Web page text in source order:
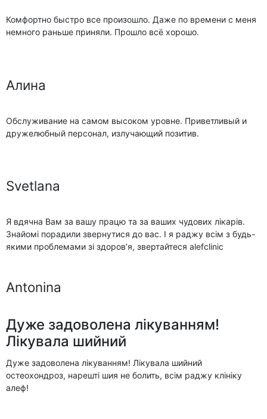
Комфортно быстро все произошло. Даже по времени с меня
немного раньше приняли. Прошло всё хорошо.
Алина
Обслуживание на самом высоком уровне. Приветливый и
дружелюбный персонал, излучающий позитив.
Svetlana
Я вдячна Вам за вашу працю та за ваших чудових лікарів.
Знайомі порадили звернутися до вас. І я раджу всім з будь-
якими проблемами зі здоров’я, звертайтеся alefclinic
Antonina
Дуже задоволена лікуванням!
Лікувала шийний
Дуже задоволена лікуванням! Лікувала шийний
остеохондроз, нарешті шия не болить, всім раджу клініку
алеф!